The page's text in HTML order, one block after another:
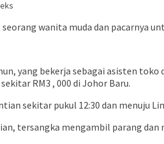
wanita muda dan pacarnya
yang bekerja sebagai asisten
RM3 , 000 di Johor Baru.
sekitar pukul 12:30 dan menuju
tersangka mengambil parang dan